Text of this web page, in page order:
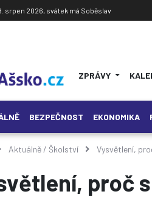
srpen 2026, svátek má Soběslav
ZPRÁVY
BEZPEČNOST EKONOMIKA
Aktuálně / Školství
Vysvětlení,
proč